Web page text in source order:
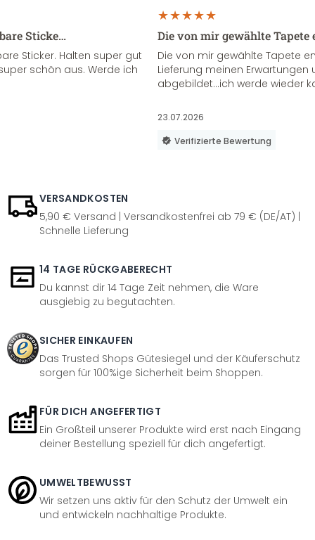
Sticke…
Sticker. Halten super gut
schön aus. Werde ich
Die von mir gewählte
Die von mir gewählte Tapete
Lieferung meinen Erwartungen
abgebildet...ich werde wieder
23.07.2026
Verifizierte Bewertung
VERSANDKOSTEN
5,90 € Versand | Versandkostenfrei ab 79 € (DE/AT) |
Schnelle Lieferung
14 TAGE RÜCKGABERECHT
Du kannst dir 14 Tage Zeit nehmen, die Ware
ausgiebig zu begutachten.
SICHER EINKAUFEN
Das Trusted Shops Gütesiegel und der Käuferschutz
sorgen für 100%ige Sicherheit beim Shoppen.
FÜR DICH ANGEFERTIGT
Ein Großteil unserer Produkte wird erst nach Eingang
deiner Bestellung speziell für dich angefertigt.
UMWELTBEWUSST
Wir setzen uns aktiv für den Schutz der Umwelt ein
und entwickeln nachhaltige Produkte.